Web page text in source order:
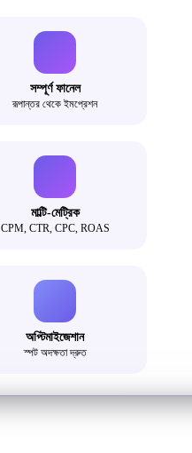
সম্পূর্ণ ফানেল
রূপান্তর থেকে ইমপ্রেশন
মাল্টি-মেট্রিক
CPM, CTR, CPC, ROAS
অপ্টিমাইজেশান
স্পট অদক্ষতা দ্রুত